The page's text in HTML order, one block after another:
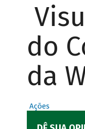
do
da
Ações